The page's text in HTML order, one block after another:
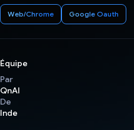
Web/Chrome Google Oauth
Équipe
Par
QnAI
De
Inde